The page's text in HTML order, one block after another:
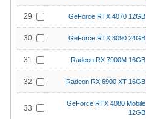
29 GeForce RTX 4070 12GB
30 GeForce RTX 3090 24GB
31 Radeon RX 7900M 16GB
32 Radeon RX 6900 XT 16GB
33
GeForce RTX 4080 Mobile
12GB